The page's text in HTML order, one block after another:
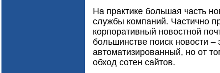
На практике большая часть
службы компаний. Частично
корпоративный новостной
большинстве поиск новости –
автоматизированный, но от
обход сотен сайтов.